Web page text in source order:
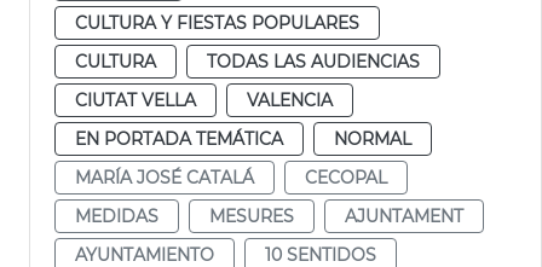
CULTURA Y FIESTAS POPULARES
CULTURA
TODAS LAS AUDIENCIAS
CIUTAT VELLA
VALENCIA
EN PORTADA TEMÁTICA
NORMAL
MARÍA JOSÉ CATALÁ
CECOPAL
MEDIDAS
MESURES
AJUNTAMENT
AYUNTAMIENTO
10 SENTIDOS